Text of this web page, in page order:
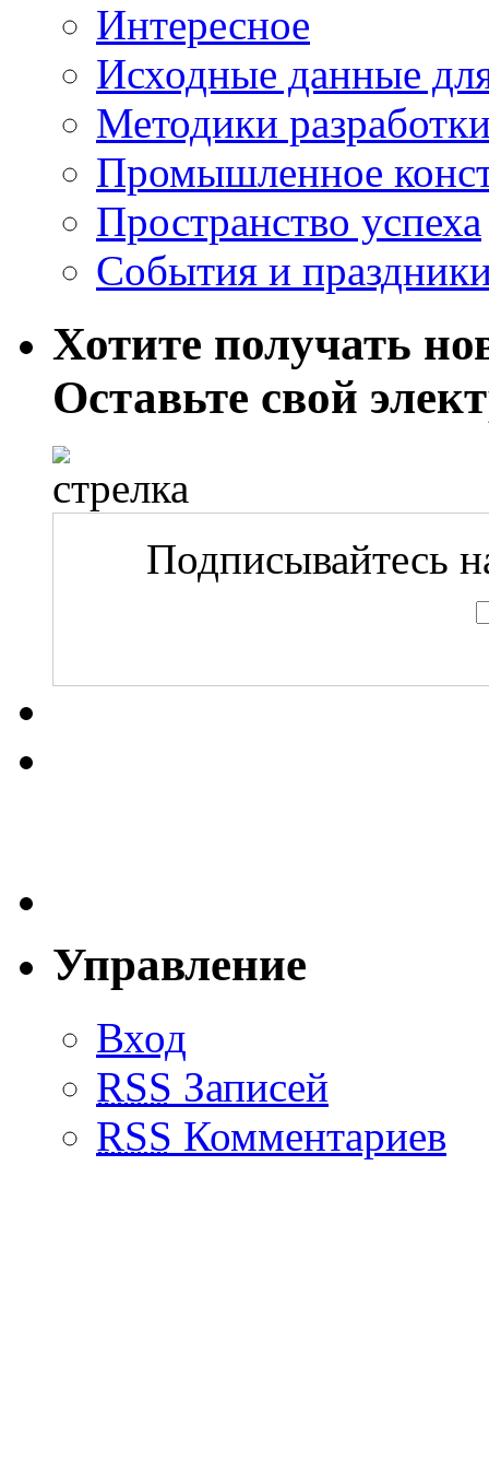
Интересное
Исходные данные
Методики
Промышленное
Пространство успеха
События и
Хотите получать
Оставьте свой
Подписывайтесь
Управление
Вход
RSS Записей
RSS Комментариев